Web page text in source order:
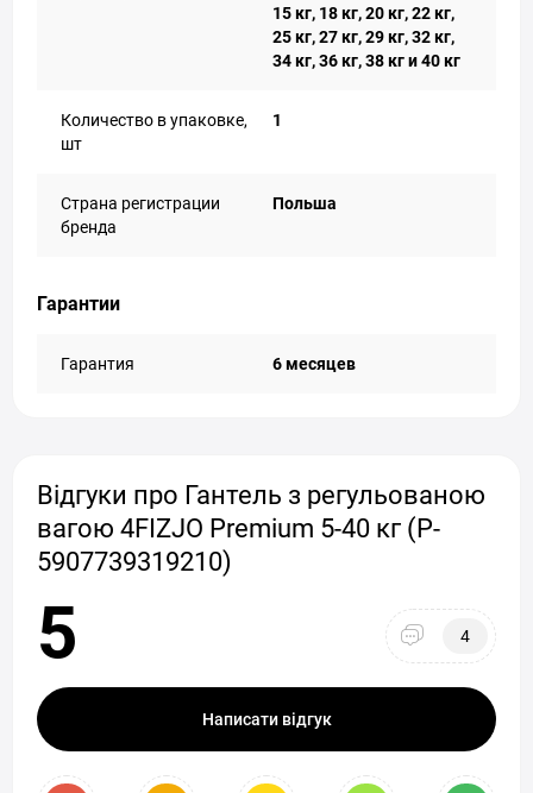
15 кг, 18 кг, 20 кг, 22 кг,
25 кг, 27 кг, 29 кг, 32 кг,
34 кг, 36 кг, 38 кг и 40 кг
Количество в упаковке,
шт
1
Страна регистрации
бренда
Польша
Гарантии
Гарантия 6 месяцев
Відгуки про Гантель з регульованою
вагою 4FIZJO Premium 5-40 кг (P-
5907739319210)
5 4
Написати відгук